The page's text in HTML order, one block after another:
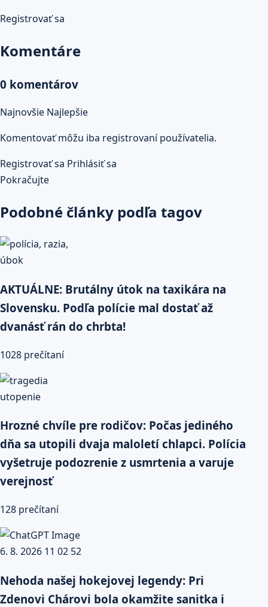
Registrovať sa
Komentáre
0 komentárov
Najnovšie Najlepšie
Komentovať môžu iba registrovaní používatelia.
Registrovať sa Prihlásiť sa
Pokračujte
Podobné články podľa tagov
AKTUÁLNE: Brutálny útok na taxikára na
Slovensku. Podľa polície mal dostať až
dvanásť rán do chrbta!
1028 prečítaní
Hrozné chvíle pre rodičov: Počas jediného
dňa sa utopili dvaja maloletí chlapci. Polícia
vyšetruje podozrenie z usmrtenia a varuje
verejnosť
128 prečítaní
Nehoda našej hokejovej legendy: Pri
Zdenovi Chárovi bola okamžite sanitka i